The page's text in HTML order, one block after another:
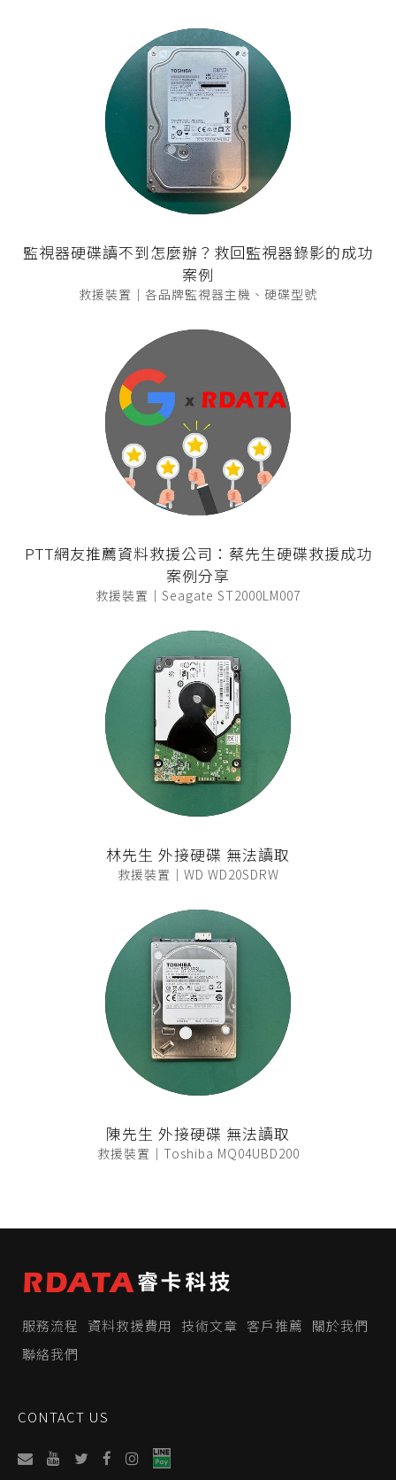
監視器硬碟讀不到怎麼辦？救回監視器錄影的成功
案例
救援裝置｜各品牌監視器主機、硬碟型號
PTT網友推薦資料救援公司：蔡先生硬碟救援成功
案例分享
救援裝置｜Seagate ST2000LM007
林先生 外接硬碟 無法讀取
救援裝置｜WD WD20SDRW
陳先生 外接硬碟 無法讀取
救援裝置｜Toshiba MQ04UBD200
服務流程 資料救援費用 技術文章 客戶推薦
關於我們
聯絡我們
CONTACT US